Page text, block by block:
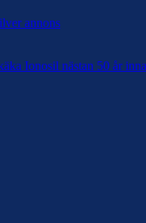
annons
Ionosil nästan 50 år